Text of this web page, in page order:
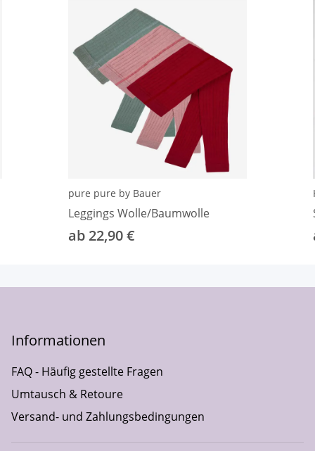
pure pure by Bauer
Leggings Wolle/Baumwolle
ab 22,90 €
Informationen
FAQ - Häufig gestellte Fragen
Umtausch & Retoure
Versand- und Zahlungsbedingungen